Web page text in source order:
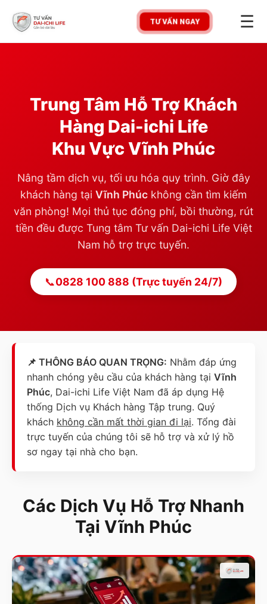
TƯ VẤN NGAY ☰
Trung Tâm Hỗ Trợ Khách
Hàng Dai-ichi Life
Khu Vực Vĩnh Phúc
Nâng tầm dịch vụ, tối ưu hóa quy trình. Giờ đây
khách hàng tại Vĩnh Phúc không cần tìm kiếm
văn phòng! Mọi thủ tục đóng phí, bồi thường, rút
tiền đều được Tung tâm Tư vấn Dai-ichi Life Việt
Nam hỗ trợ trực tuyến.
📞0828 100 888 (Trực tuyến 24/7)
📌 THÔNG BÁO QUAN TRỌNG: Nhằm đáp ứng
nhanh chóng yêu cầu của khách hàng tại Vĩnh
Phúc, Dai-ichi Life Việt Nam đã áp dụng Hệ
thống Dịch vụ Khách hàng Tập trung. Quý
khách không cần mất thời gian đi lại. Tổng đài
trực tuyến của chúng tôi sẽ hỗ trợ và xử lý hồ
sơ ngay tại nhà cho bạn.
Các Dịch Vụ Hỗ Trợ Nhanh
Tại Vĩnh Phúc